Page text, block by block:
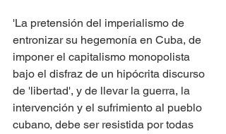
'La pretensión del imperialismo de
entronizar su hegemonía en Cuba, de
imponer el capitalismo monopolista
bajo el disfraz de un hipócrita discurso
de 'libertad', y de llevar la guerra, la
intervención y el sufrimiento al pueblo
cubano, debe ser resistida por todas